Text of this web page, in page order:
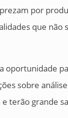
por
que não
oportunidade
sobre
terão grande